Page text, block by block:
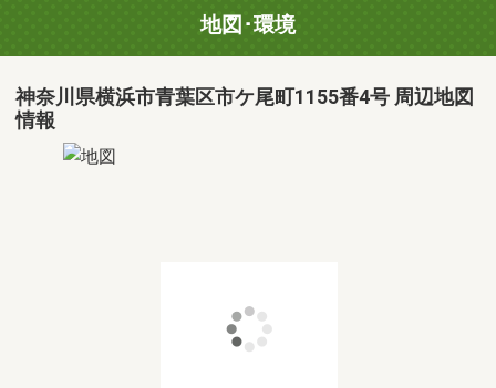
地図･環境
神奈川県横浜市青葉区市ケ尾町1155番4号 周辺地図
情報